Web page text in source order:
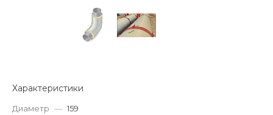
Характеристики
Диаметр — 159